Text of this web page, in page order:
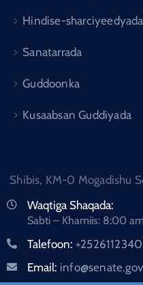
Hindise-
Sanatarrada
Guddoonka
Kusaabsan Guddiyada
Shibis, KM-0 Mogadishu
Waqtiga Shaqada:
Sabti – Khamiis: 8:00
Talefoon:
Email: